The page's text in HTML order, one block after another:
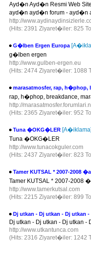
Ayd�n Ayd�n Resmi Web
ayd�n ayd�n forum - ayd�n
http://
(Hits: 2391 Ziyaret�iler: 825
G�lben Ergen Europa
g�lben ergen
http://www.gulben-ergen.eu
(Hits: 2474 Ziyaret�iler: 1088
marasatmosfer, rap, h�phop,
rap, h�phop, breakdance,
http://
(Hits: 2365 Ziyaret�iler: 952
Tuna �OKG�LER [A�iklama]
Tuna �OKG�LER
http://www.tunacokguler.com
(Hits: 2437 Ziyaret�iler: 823
Tamer KUTSAL * 2007-2008
Tamer KUTSAL * 2007-2008
http://www.tamerkutsal.com
(Hits: 2215 Ziyaret�iler: 899
Dj utkan - Dj utkan - Dj utkan
Dj utkan - Dj utkan - Dj utkan -
http://www.utkantunca.com
(Hits: 2316 Ziyaret�iler: 1242